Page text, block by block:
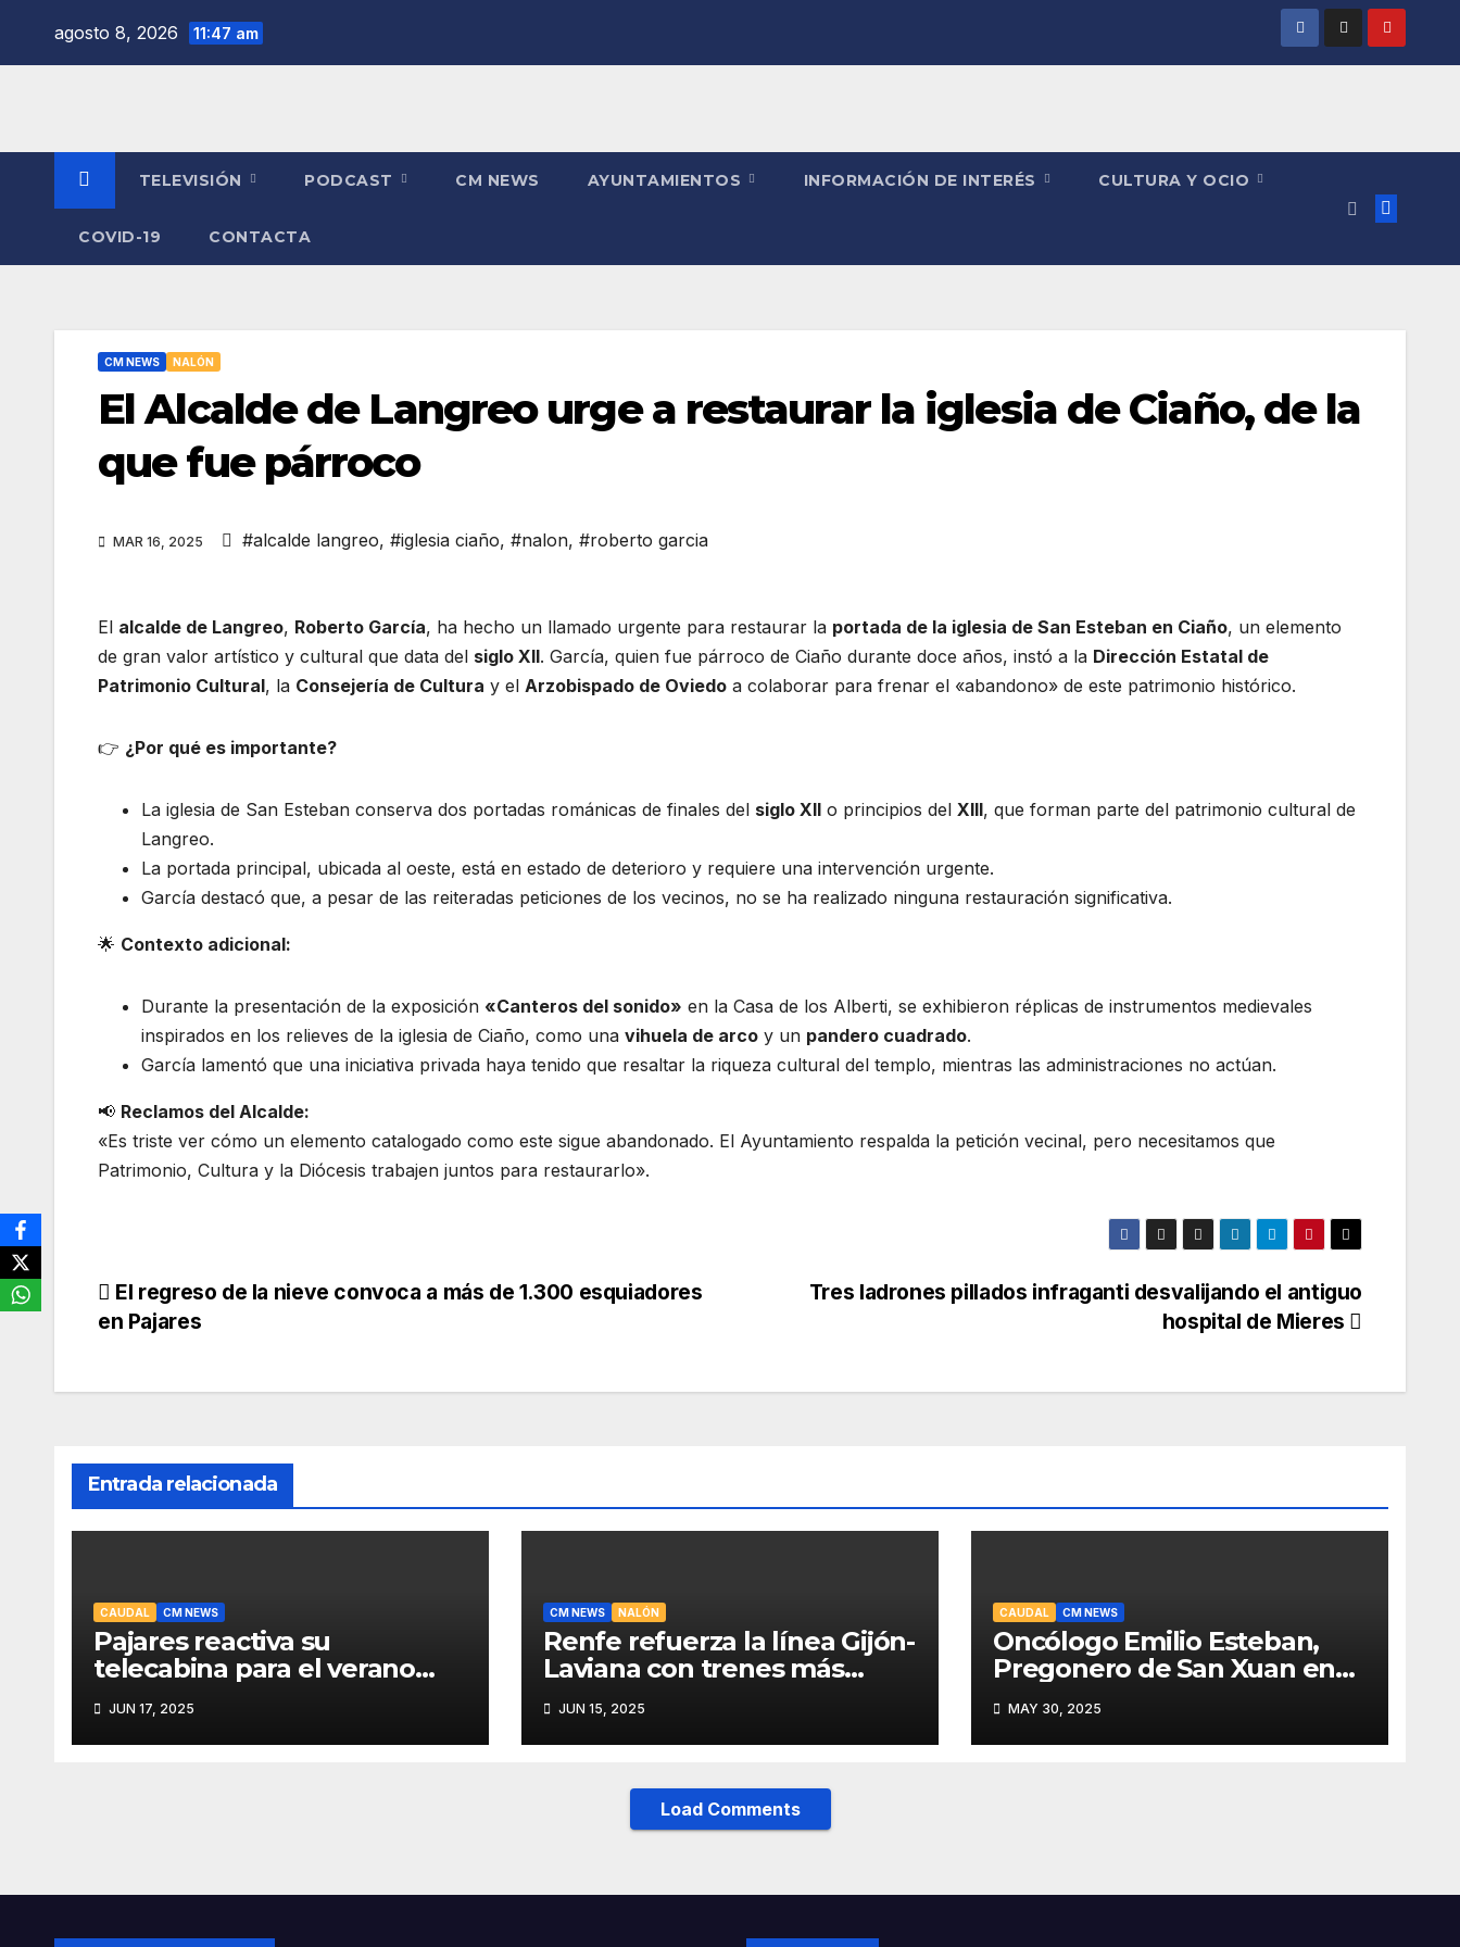
agosto 8, 2026 11:47 am
TELEVISIÓN PODCAST CM NEWS AYUNTAMIENTOS INFORMACIÓN DE INTERÉS CULTURA Y OCIO
COVID-19 CONTACTA
CM NEWS NALÓN
El Alcalde de Langreo urge a restaurar la iglesia de Ciaño, de la
que fue párroco
MAR 16, 2025 #alcalde langreo, #iglesia ciaño, #nalon, #roberto garcia
El alcalde de Langreo, Roberto García, ha hecho un llamado urgente para restaurar la portada de la iglesia de San Esteban en Ciaño, un elemento
de gran valor artístico y cultural que data del siglo XII. García, quien fue párroco de Ciaño durante doce años, instó a la Dirección Estatal de
Patrimonio Cultural, la Consejería de Cultura y el Arzobispado de Oviedo a colaborar para frenar el «abandono» de este patrimonio histórico.
👉 ¿Por qué es importante?
La iglesia de San Esteban conserva dos portadas románicas de finales del siglo XII o principios del XIII, que forman parte del patrimonio cultural de
Langreo.
La portada principal, ubicada al oeste, está en estado de deterioro y requiere una intervención urgente.
García destacó que, a pesar de las reiteradas peticiones de los vecinos, no se ha realizado ninguna restauración significativa.
🌟 Contexto adicional:
Durante la presentación de la exposición «Canteros del sonido» en la Casa de los Alberti, se exhibieron réplicas de instrumentos medievales
inspirados en los relieves de la iglesia de Ciaño, como una vihuela de arco y un pandero cuadrado.
García lamentó que una iniciativa privada haya tenido que resaltar la riqueza cultural del templo, mientras las administraciones no actúan.
📢 Reclamos del Alcalde:
«Es triste ver cómo un elemento catalogado como este sigue abandonado. El Ayuntamiento respalda la petición vecinal, pero necesitamos que
Patrimonio, Cultura y la Diócesis trabajen juntos para restaurarlo».
Navegación
entradas
Tres ladrones pillados infraganti desvalijando el antiguo
hospital de Mieres
El regreso de la nieve convoca a más de 1.300 esquiadores
en Pajares
Entrada relacionada
CAUDAL CM NEWS
Pajares reactiva su
telecabina para el verano
con un amplio programa de
actividades
JUN 17, 2025
CM NEWS NALÓN
Renfe refuerza la línea Gijón-
Laviana con trenes más
fiables y mejor servicio para
recuperar viajeros
JUN 15, 2025
CAUDAL CM NEWS
Oncólogo Emilio Esteban,
Pregonero de San Xuan en
Mieres: Un Honor para Turón
y el HUCA
MAY 30, 2025
Load Comments